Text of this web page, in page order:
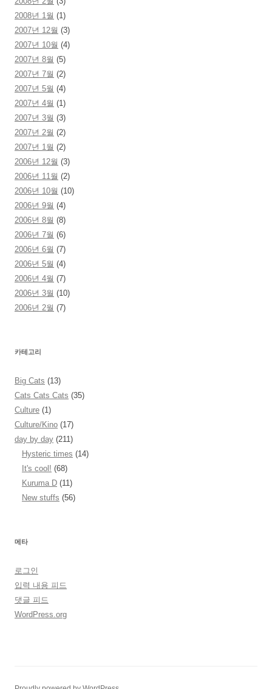
2008년 1월 (1)
2007년 12월 (3)
2007년 10월 (4)
2007년 8월 (5)
2007년 7월 (2)
2007년 5월 (4)
2007년 4월 (1)
2007년 3월 (3)
2007년 2월 (2)
2007년 1월 (2)
2006년 12월 (3)
2006년 11월 (2)
2006년 10월 (10)
2006년 9월 (4)
2006년 8월 (8)
2006년 7월 (6)
2006년 6월 (7)
2006년 5월 (4)
2006년 4월 (7)
2006년 3월 (10)
2006년 2월 (7)
카테고리
Big Cats (13)
Cats Cats Cats (35)
Culture (1)
Culture/Kino (17)
day by day (211)
Hysteric times (14)
It's cool! (68)
Kuruma D (11)
New stuffs (56)
메타
로그인
입력 내용 피드
댓글 피드
WordPress.org